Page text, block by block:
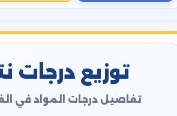
توزيع درجات
تفاصيل درجات المواد في